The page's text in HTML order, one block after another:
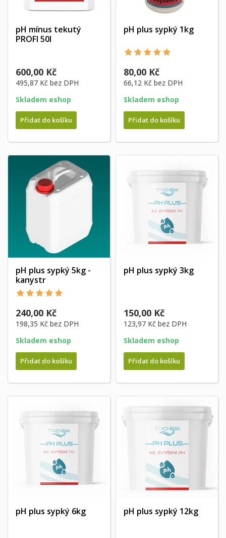
pH mínus tekutý
PROFI 50l
600,00 Kč
495,87 Kč bez DPH
Skladem eshop
Přidat do košíku
pH plus sypký 1kg
80,00 Kč
66,12 Kč bez DPH
Skladem eshop
Přidat do košíku
pH plus sypký 5kg -
kanystr
240,00 Kč
198,35 Kč bez DPH
Skladem eshop
Přidat do košíku
pH plus sypký 3kg
150,00 Kč
123,97 Kč bez DPH
Skladem eshop
Přidat do košíku
pH plus sypký 6kg pH plus sypký 12kg